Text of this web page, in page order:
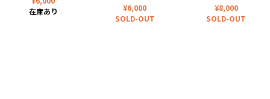
在庫あり
¥6,000
SOLD-OUT
¥8,000
SOLD-OUT